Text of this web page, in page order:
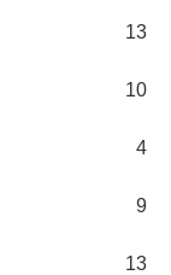
13
10
4
9
13